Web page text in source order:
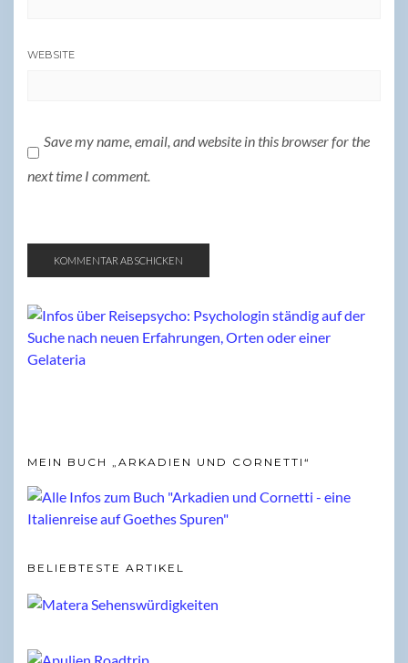
WEBSITE
Save my name, email, and website in this browser for the
next time I comment.
MEIN BUCH „ARKADIEN UND CORNETTI“
BELIEBTESTE ARTIKEL